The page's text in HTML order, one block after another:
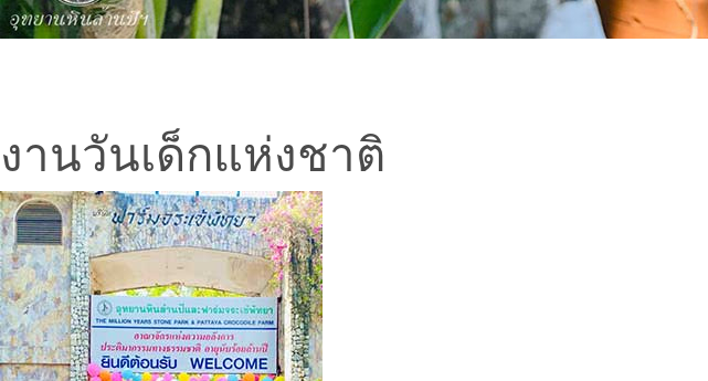
งานวันเด็กแห่งชาติ